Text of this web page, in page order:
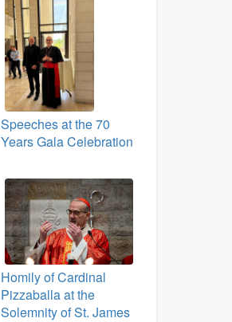
Speeches at the 70
Years Gala Celebration
Homily of Cardinal
Pizzaballa at the
Solemnity of St. James